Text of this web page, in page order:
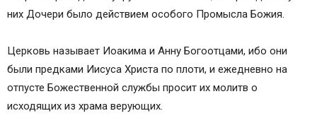
них Дочери было действием особого Промысла Божия.
Церковь называет Иоакима и Анну Богоотцами, ибо они
были предками Иисуса Христа по плоти, и ежедневно на
отпусте Божественной службы просит их молитв о
исходящих из храма верующих.